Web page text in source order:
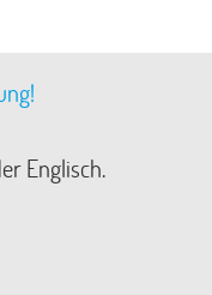
Englisch.